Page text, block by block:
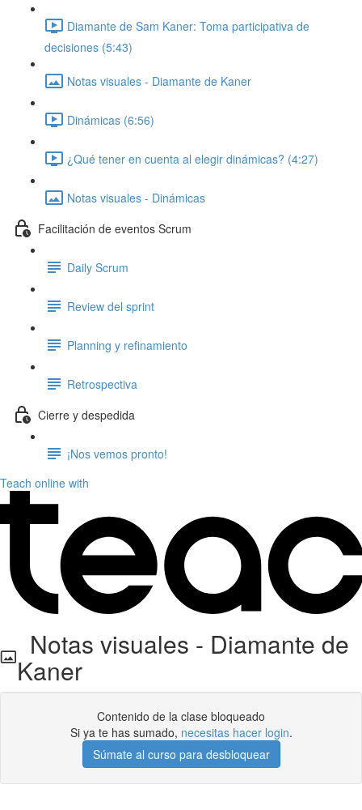
Diamante de Sam Kaner: Toma participativa de
decisiones (5:43)
Notas visuales - Diamante de Kaner
Dinámicas (6:56)
¿Qué tener en cuenta al elegir dinámicas? (4:27)
Notas visuales - Dinámicas
Facilitación de eventos Scrum
Daily Scrum
Review del sprint
Planning y refinamiento
Retrospectiva
Cierre y despedida
¡Nos vemos pronto!
Teach online with
Notas visuales - Diamante de
Kaner
Contenido de la clase bloqueado
Si ya te has sumado, necesitas hacer login.
Súmate al curso para desbloquear